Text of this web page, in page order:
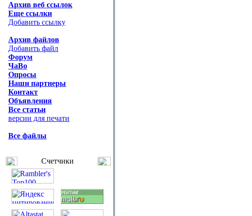
Архив веб ссылок
Еще ссылки
Добавить ссылку
Архив файлов
Добавить файл
Форум
ЧаВо
Опросы
Наши партнеры
Контакт
Объявления
Все статьи
версии для печати
Все файлы
Счетчики